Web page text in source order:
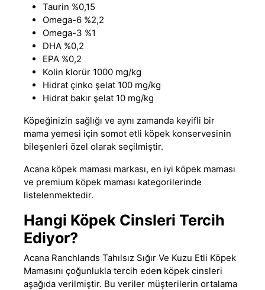
Taurin %0,15
Omega-6 %2,2
Omega-3 %1
DHA %0,2
EPA %0,2
Kolin klorür 1000 mg/kg
Hidrat çinko şelat 100 mg/kg
Hidrat bakır şelat 10 mg/kg
Köpeğinizin sağlığı ve aynı zamanda keyifli bir
mama yemesi için somot etli köpek konservesinin
bileşenleri özel olarak seçilmiştir.
Acana köpek maması markası, en iyi köpek maması
ve premium köpek maması kategorilerinde
listelenmektedir.
Hangi Köpek Cinsleri Tercih
Ediyor?
Acana Ranchlands Tahılsız Sığır Ve Kuzu Etli Köpek
Mamasını çoğunlukla tercih eden köpek cinsleri
aşağıda verilmiştir. Bu veriler müşterilerin ortalama